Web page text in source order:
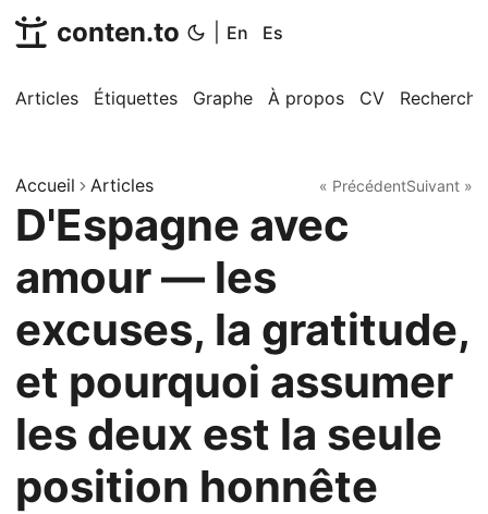
conten.to En Es
Articles Étiquettes Graphe À propos CV
Accueil Articles « PrécédentSuivant »
D'Espagne avec
amour — les
excuses, la gratitude,
et pourquoi assumer
les deux est la seule
position honnête